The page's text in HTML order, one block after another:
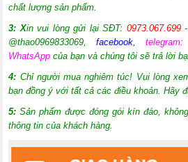
chất lượng sản phẩm.
3: Xin vui lòng gửi lại SĐT: 0973.067.699
@thao0969833069,facebook,
WhatsAppcủa bạn và chúng tôi sẽ trả lời
4: Chỉ người mua nghiêm túc! Vui lòng
bạn đồng ý với tất cả các điều khoản. Hãy
5: Sản phẩm được đóng gói kín đáo,
thông tin của khách hàng.